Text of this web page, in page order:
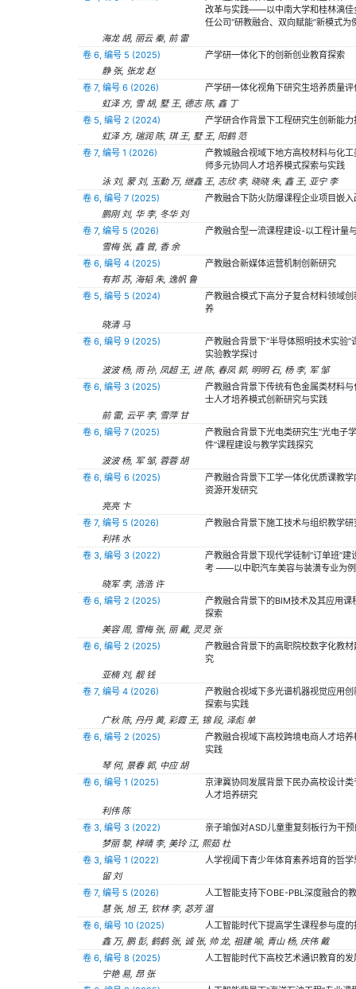
改革与实践——以中南大学和桂林漓佳
任公司“研教融合、双向赋能”新模式为
海龙 胡, 丽云 秦, 前 雷
卷 6, 编号 5 (2025)
产学研一体化下的创新创业教育探索
静 张, 张龙 赵
卷 7, 编号 6 (2026)
产学研一体化视角下研究生培养质量评
虹泽 方, 雪 胡, 墅 王, 德志 陈, 鑫 丁
卷 5, 编号 2 (2024)
产学研合作背景下工程研究生创新能力
虹泽 方, 瑞润 陈, 琪 王, 墅 王, 阳鹤 范
卷 7, 编号 1 (2026)
产教城融合视域下地方高校材料与化
师多元协同人才培养模式探索与实践
泳 刘, 蒙 刘, 玉勤 万, 继鑫 王, 志欣 李, 晓晓 朱, 鑫 王, 亚宁 李
卷 6, 编号 7 (2025)
产教融合下防火防爆课程企业项目嵌入
鹏刚 刘, 华 李, 冬华 刘
卷 7, 编号 5 (2026)
产教融合型一流课程建设-以工程计量
雪梅 张, 鑫 曾, 香 余
卷 6, 编号 4 (2025)
产教融合新媒体运营机制创新研究
有邦 苏, 海韬 朱, 逸帆 鲁
卷 5, 编号 5 (2024)
产教融合模式下高分子复合材料领域
养
晓清 马
卷 6, 编号 9 (2025)
产教融合背景下“半导体照明技术实验”
实验教学探讨
波波 杨, 雨 孙, 凤超 王, 进 陈, 春凤 郭, 明明 石, 杨 李, 军 邹
卷 6, 编号 3 (2025)
产教融合背景下传统有色金属类材料
士人才培养模式创新研究与实践
前 雷, 云平 李, 雪萍 甘
卷 6, 编号 7 (2025)
产教融合背景下光电类研究生“光电子
件”课程建设与教学实践探究
波波 杨, 军 邹, 蓉蓉 胡
卷 6, 编号 6 (2025)
产教融合背景下工学一体化优质课教
资源开发研究
亮亮 卞
卷 7, 编号 5 (2026)
产教融合背景下施工技术与组织教学研
利祎 水
卷 3, 编号 3 (2022)
产教融合背景下现代学徒制“订单班”建
考 ——以中职汽车美容与装潢专业为例
晓军 李, 浩浩 许
卷 6, 编号 2 (2025)
产教融合背景下的BIM技术及其应用课
探索
美容 周, 雪梅 张, 丽 戴, 灵灵 张
卷 6, 编号 2 (2025)
产教融合背景下的高职院校数字化教
究
亚楠 刘, 靓 钱
卷 7, 编号 4 (2026)
产教融合视域下多光谱机器视觉应用
探索与实践
广秋 陈, 丹丹 黄, 彩霞 王, 锦 段, 泽彪 单
卷 6, 编号 2 (2025)
产教融合视域下高校跨境电商人才培
实践
琴 何, 景春 郭, 中应 胡
卷 6, 编号 1 (2025)
京津冀协同发展背景下民办高校设计类
人才培养研究
利伟 陈
卷 3, 编号 3 (2022)
亲子瑜伽对ASD儿童重复刻板行为干
梦丽 黎, 梓晴 李, 美玲 江, 熙茹 杜
卷 3, 编号 1 (2022)
人学视阈下青少年体育素养培育的哲学
留 刘
卷 7, 编号 5 (2026)
人工智能支持下OBE-PBL深度融合的
慧 张, 旭 王, 钦林 李, 苾芳 温
卷 6, 编号 10 (2025)
人工智能时代下提高学生课程参与度
鑫 万, 鹏 彭, 鹤鹤 张, 诚 张, 帅 龙, 祖建 喻, 青山 杨, 庆伟 戴
卷 6, 编号 8 (2025)
人工智能时代下高校艺术通识教育的发
宁艳 易, 昂 张